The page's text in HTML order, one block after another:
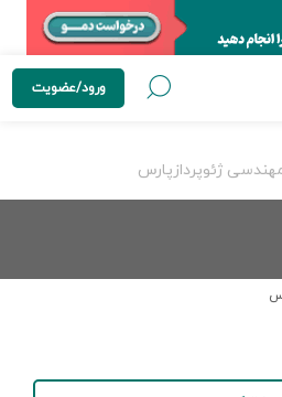
ورود/عضویت
ژئوپردازپارس